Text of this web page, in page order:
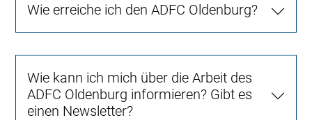
Wie erreiche ich den ADFC Oldenburg?
Wie kann ich mich über die Arbeit des
ADFC Oldenburg informieren? Gibt es
einen Newsletter?